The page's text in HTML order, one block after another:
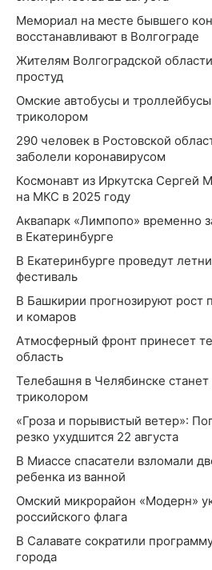
Мемориал на месте бывшего
восстанавливают в Волгограде
Жителям Волгоградской
простуд
Омские автобусы и
триколором
290 человек в Ростовской
заболели коронавирусом
Космонавт из Иркутска Сергей
на МКС в 2025 году
Аквапарк «Лимпопо» временно
в Екатеринбурге
В Екатеринбурге проведут
фестиваль
В Башкирии прогнозируют рост
и комаров
Атмосферный фронт принесет
область
Телебашня в Челябинске
триколором
«Гроза и порывистый ветер»:
резко ухудшится 22 августа
В Миассе спасатели взломали
ребенка из ванной
Омский микрорайон «Модерн»
российского флага
В Салавате сократили
города